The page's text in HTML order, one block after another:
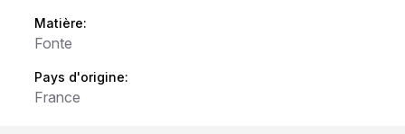
Matière:
Fonte
Pays d'origine:
France